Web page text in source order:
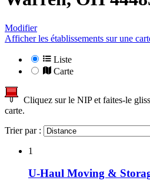
Modifier
Afficher les établissements sur une
Liste
Carte
Cliquez sur le NIP et faites-le
carte.
Trier par :
1
U-Haul Moving &